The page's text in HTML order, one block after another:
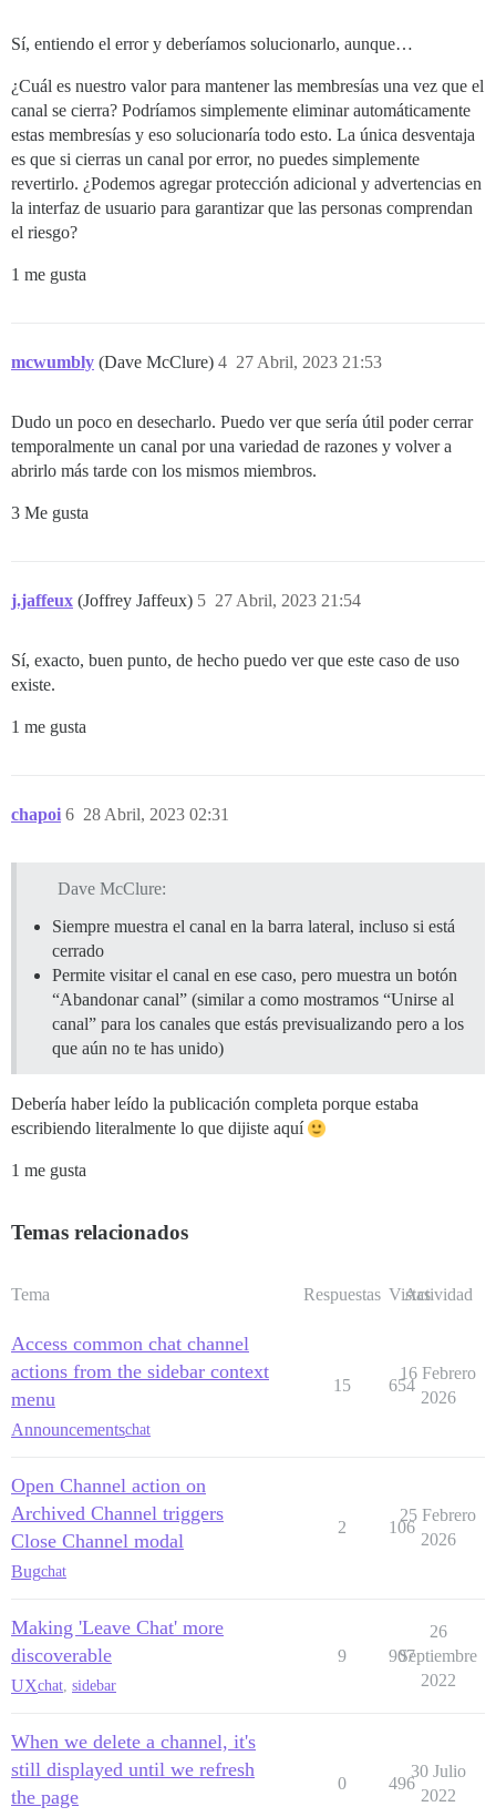
Sí, entiendo el error y deberíamos solucionarlo, aunque…
¿Cuál es nuestro valor para mantener las membresías una vez que el
canal se cierra? Podríamos simplemente eliminar automáticamente
estas membresías y eso solucionaría todo esto. La única desventaja
es que si cierras un canal por error, no puedes simplemente
revertirlo. ¿Podemos agregar protección adicional y advertencias en
la interfaz de usuario para garantizar que las personas comprendan
el riesgo?
1 me gusta
mcwumbly (Dave McClure) 27 Abril, 2023 21:53
4
Dudo un poco en desecharlo. Puedo ver que sería útil poder cerrar
temporalmente un canal por una variedad de razones y volver a
abrirlo más tarde con los mismos miembros.
3 Me gusta
j.jaffeux (Joffrey Jaffeux) 27 Abril, 2023 21:54
5
Sí, exacto, buen punto, de hecho puedo ver que este caso de uso
existe.
1 me gusta
chapoi 28 Abril, 2023 02:31
6
Dave McClure:
Siempre muestra el canal en la barra lateral, incluso si está
cerrado
Permite visitar el canal en ese caso, pero muestra un botón
“Abandonar canal” (similar a como mostramos “Unirse al
canal” para los canales que estás previsualizando pero a los
que aún no te has unido)
Debería haber leído la publicación completa porque estaba
escribiendo literalmente lo que dijiste aquí
1 me gusta
Temas relacionados
Tema Respuestas Vistas
Actividad
Access common chat channel
actions from the sidebar context
menu
Announcementschat
15 654
16 Febrero
2026
Open Channel action on
Archived Channel triggers
Close Channel modal
Bugchat
2 106
25 Febrero
2026
Making 'Leave Chat' more
discoverable
UXchat, sidebar
9 907
26
Septiembre
2022
When we delete a channel, it's
still displayed until we refresh
the page
0 496
30 Julio
2022